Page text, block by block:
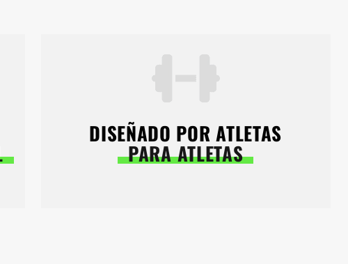
DISEÑADO POR ATLETAS
PARA ATLETAS